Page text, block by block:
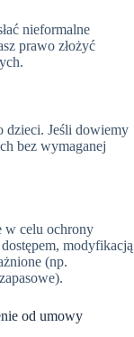
nieformalne
prawo złożyć
dzieci. Jeśli dowiemy
bez wymaganej
w celu ochrony
modyfikacją
(np.
od umowy